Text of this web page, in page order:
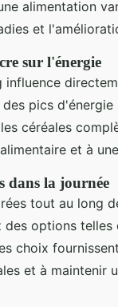
alimentation
et
sur l'énergie
influence
pics
céréales
et à
dans la journée
tout au long
des options
choix
et à maintenir